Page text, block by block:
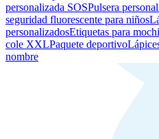
personalizada SOSPulsera
seguridad fluorescente para niños
personalizadosEtiquetas para
cole XXLPaquete deportivo
nombre